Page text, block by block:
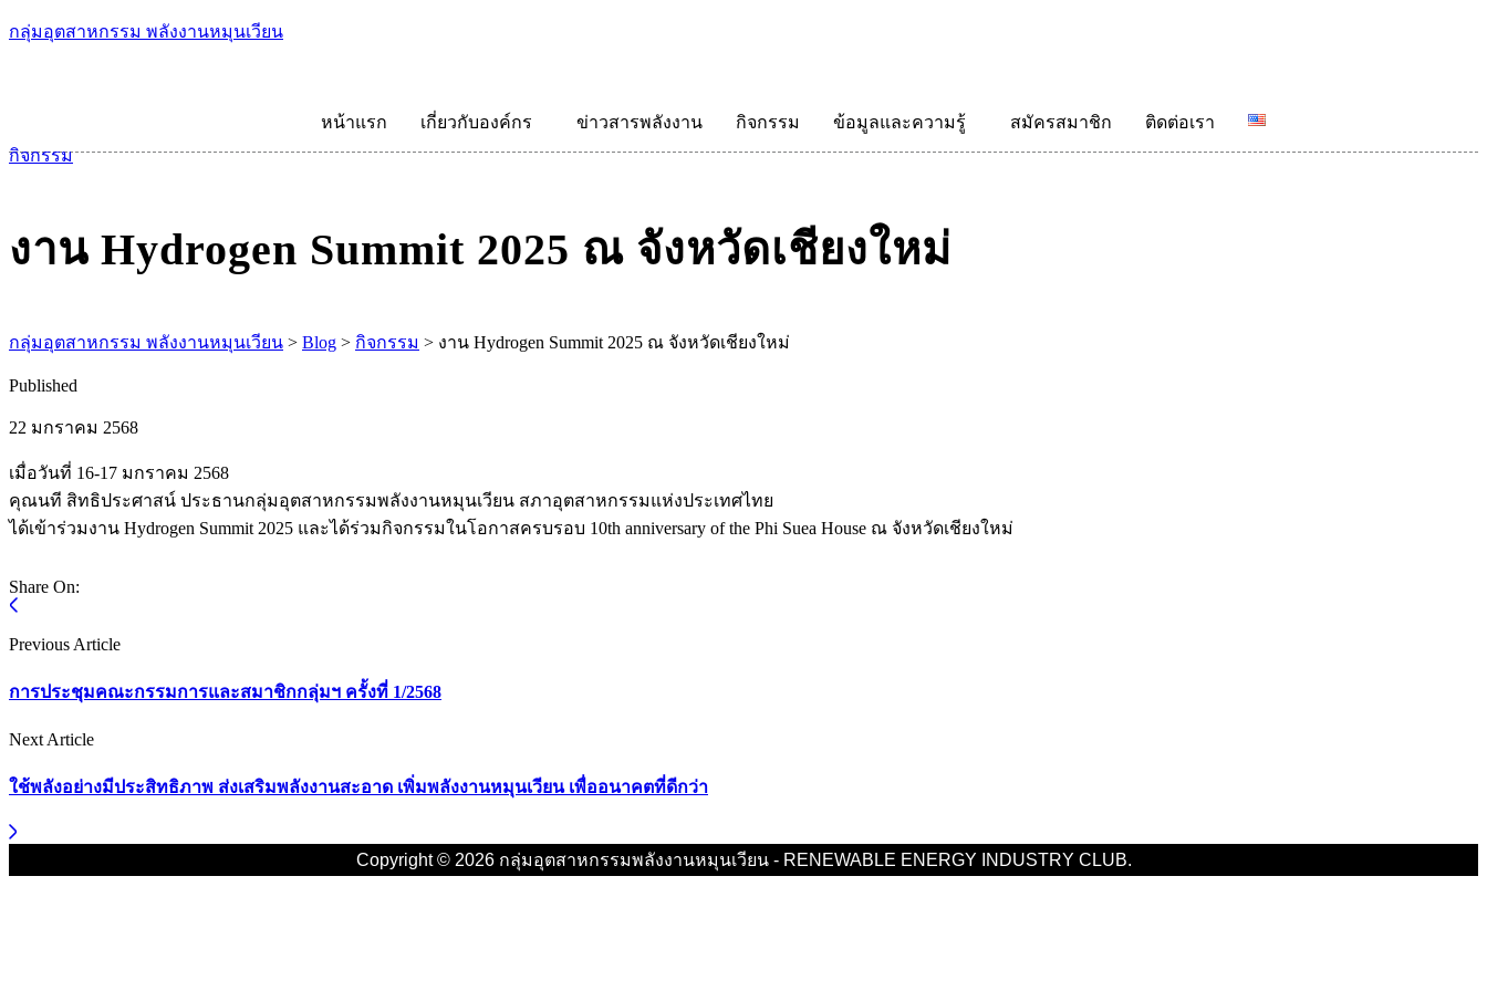
กลุ่มอุตสาหกรรม พลังงานหมุนเวียน
หน้าแรก เกี่ยวกับองค์กร ข่าวสารพลังงาน กิจกรรม ข้อมูลและความรู้ สมัครสมาชิก
ติดต่อเรา
กิจกรรม
งาน Hydrogen Summit 2025 ณ จังหวัดเชียงใหม่
กลุ่มอุตสาหกรรม พลังงานหมุนเวียน > Blog > กิจกรรม > งาน Hydrogen Summit 2025 ณ จังหวัดเชียงใหม่
Published
22 มกราคม 2568
เมื่อวันที่ 16-17 มกราคม 2568
คุณนที สิทธิประศาสน์ ประธานกลุ่มอุตสาหกรรมพลังงานหมุนเวียน สภาอุตสาหกรรมแห่งประเทศไทย
ได้เข้าร่วมงาน Hydrogen Summit 2025 และได้ร่วมกิจกรรมในโอกาสครบรอบ 10th anniversary of the Phi Suea House ณ จังหวัดเชียงใหม่
Share On:
Previous Article
การประชุมคณะกรรมการและสมาชิกกลุ่มฯ ครั้งที่ 1/2568
Next Article
ใช้พลังอย่างมีประสิทธิภาพ ส่งเสริมพลังงานสะอาด เพิ่มพลังงานหมุนเวียน เพื่ออนาคตที่ดีกว่า
Copyright © 2026 กลุ่มอุตสาหกรรมพลังงานหมุนเวียน - RENEWABLE ENERGY INDUSTRY CLUB.